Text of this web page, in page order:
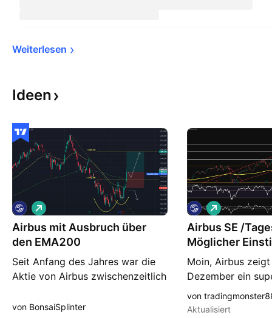
Weiterlesen
Ideen
Airbus mit Ausbruch über
den EMA200
Seit Anfang des Jahres war die
Aktie von Airbus zwischenzeitlich
Nach dem Erreichen des
L
o
n
g
von BonsaiSplinter
Airbus SE /
Möglicher
Moin, Airbus
Dezember ein
Der Flieger geht
oben. Wegen der
L
o
n
g
von
Aktualisiert